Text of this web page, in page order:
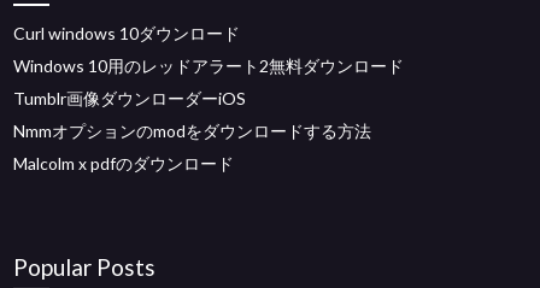
Curl windows 10ダウンロード
Windows 10用のレッドアラート2無料ダウンロード
Tumblr画像ダウンローダーiOS
Nmmオプションのmodをダウンロードする方法
Malcolm x pdfのダウンロード
Popular Posts